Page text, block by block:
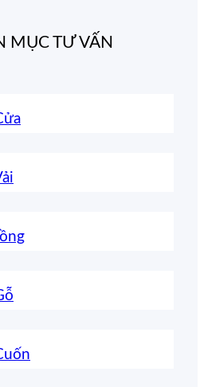
MỤC TƯ VẤN